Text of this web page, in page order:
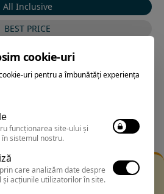
All Inclusive
BEST PRICE
Paradis
Stele 1-5
niciun rezultat
o cautarea mai generala sau alege
cookie-uri
uri pentru a îmbunătăți experiența
funcționarea site-ului și
sistemul nostru.
care analizăm date despre
și acțiunile utilizatorilor în site.